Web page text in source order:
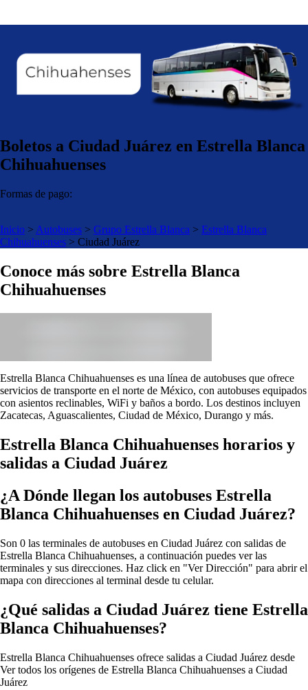
Boletos a Ciudad Juárez en Estrella Blanca
Chihuahuenses
Formas de pago:
Inicio > Autobuses > Grupo Estrella Blanca > Estrella Blanca
Chihuahuenses > Ciudad Juárez
Conoce más sobre Estrella Blanca
Chihuahuenses
Estrella Blanca Chihuahuenses es una línea de autobuses que ofrece
servicios de transporte en el norte de México, con autobuses equipados
con asientos reclinables, WiFi y baños a bordo. Los destinos incluyen
Zacatecas, Aguascalientes, Ciudad de México, Durango y más.
Estrella Blanca Chihuahuenses horarios y
salidas a Ciudad Juárez
¿A Dónde llegan los autobuses Estrella
Blanca Chihuahuenses en Ciudad Juárez?
Son 0 las terminales de autobuses en Ciudad Juárez con salidas de
Estrella Blanca Chihuahuenses, a continuación puedes ver las
terminales y sus direcciones. Haz click en "Ver Dirección" para abrir el
mapa con direcciones al terminal desde tu celular.
¿Qué salidas a Ciudad Juárez tiene Estrella
Blanca Chihuahuenses?
Estrella Blanca Chihuahuenses ofrece salidas a Ciudad Juárez desde
Ver todos los orígenes de Estrella Blanca Chihuahuenses a Ciudad
Juárez